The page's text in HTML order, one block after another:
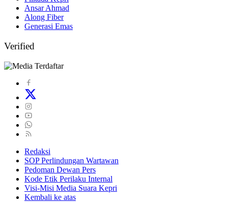
Ansar Ahmad
Along Fiber
Generasi Emas
Verified
Redaksi
SOP Perlindungan Wartawan
Pedoman Dewan Pers
Kode Etik Perilaku Internal
Visi-Misi Media Suara Kepri
Kembali ke atas